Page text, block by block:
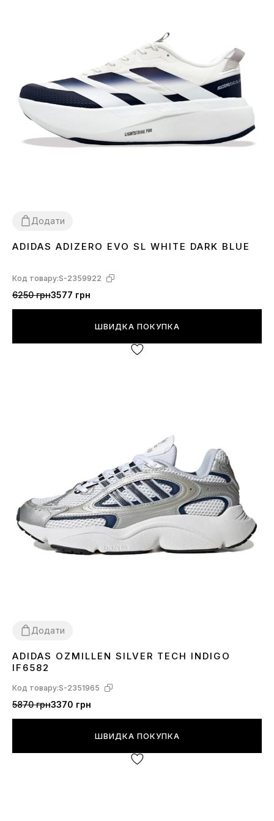
Додати
40 4142 434445
ADIDAS ADIZERO EVO SL WHITE DARK BLUE
Код товару:S-2359922
6250 грн3577 грн
ШВИДКА ПОКУПКА
Додати
37 38414344 45
ADIDAS OZMILLEN SILVER TECH INDIGO
IF6582
Код товару:S-2351965
5870 грн3370 грн
ШВИДКА ПОКУПКА